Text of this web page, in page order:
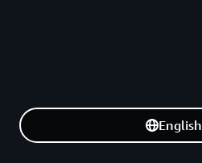
English